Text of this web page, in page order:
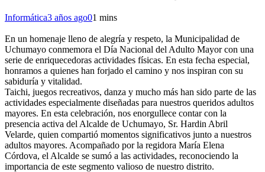
Informática3 años ago01 mins
En un homenaje lleno de alegría y respeto, la Municipalidad de
Uchumayo conmemora el Día Nacional del Adulto Mayor con una
serie de enriquecedoras actividades físicas. En esta fecha especial,
honramos a quienes han forjado el camino y nos inspiran con su
sabiduría y vitalidad.
Taichi, juegos recreativos, danza y mucho más han sido parte de las
actividades especialmente diseñadas para nuestros queridos adultos
mayores. En esta celebración, nos enorgullece contar con la
presencia activa del Alcalde de Uchumayo, Sr. Hardin Abril
Velarde, quien compartió momentos significativos junto a nuestros
adultos mayores. Acompañado por la regidora María Elena
Córdova, el Alcalde se sumó a las actividades, reconociendo la
importancia de este segmento valioso de nuestro distrito.